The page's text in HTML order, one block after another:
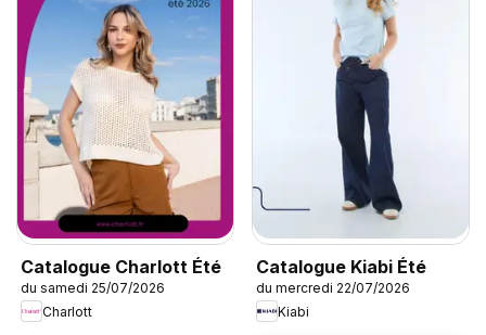
Catalogue Charlott Été
du samedi 25/07/2026
Charlott
Catalogue Kiabi Été
du mercredi 22/07/2026
Kiabi